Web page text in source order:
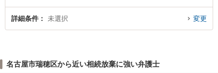
詳細条件 未選択 変更
名古屋市瑞穂区から近い相続放棄に強い弁護士